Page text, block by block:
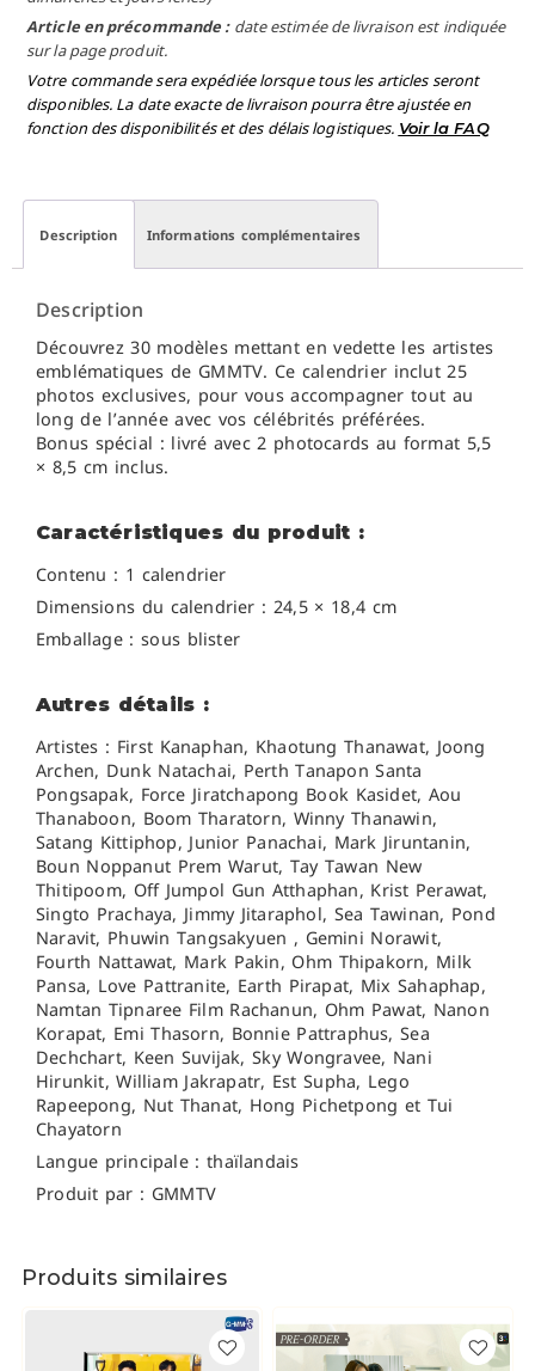
Article en précommande : date estimée de livraison est indiquée
sur la page produit.
Votre commande sera expédiée lorsque tous les articles seront
disponibles. La date exacte de livraison pourra être ajustée en
fonction des disponibilités et des délais logistiques. Voir la FAQ
Description Informations complémentaires
Description
Découvrez 30 modèles mettant en vedette les artistes
emblématiques de GMMTV. Ce calendrier inclut 25
photos exclusives, pour vous accompagner tout au
long de l’année avec vos célébrités préférées.
Bonus spécial : livré avec 2 photocards au format 5,5
× 8,5 cm inclus.
Caractéristiques du produit :
Contenu : 1 calendrier
Dimensions du calendrier : 24,5 × 18,4 cm
Emballage : sous blister
Autres détails :
Artistes : First Kanaphan, Khaotung Thanawat, Joong
Archen, Dunk Natachai, Perth Tanapon Santa
Pongsapak, Force Jiratchapong Book Kasidet, Aou
Thanaboon, Boom Tharatorn, Winny Thanawin,
Satang Kittiphop, Junior Panachai, Mark Jiruntanin,
Boun Noppanut Prem Warut, Tay Tawan New
Thitipoom, Off Jumpol Gun Atthaphan, Krist Perawat,
Singto Prachaya, Jimmy Jitaraphol, Sea Tawinan, Pond
Naravit, Phuwin Tangsakyuen , Gemini Norawit,
Fourth Nattawat, Mark Pakin, Ohm Thipakorn, Milk
Pansa, Love Pattranite, Earth Pirapat, Mix Sahaphap,
Namtan Tipnaree Film Rachanun, Ohm Pawat, Nanon
Korapat, Emi Thasorn, Bonnie Pattraphus,Sea
Dechchart, Keen Suvijak,Sky Wongravee, Nani
Hirunkit, William Jakrapatr, Est Supha, Lego
Rapeepong, Nut Thanat, Hong Pichetpong et Tui
Chayatorn
Langue principale : thaïlandais
Produit par : GMMTV
Produits similaires